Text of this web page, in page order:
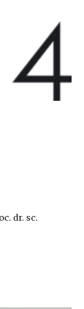
dr. sc.